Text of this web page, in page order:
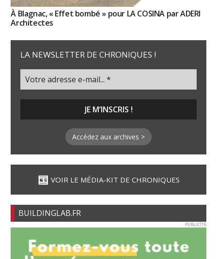
À Blagnac, « Effet bombé » pour LA COSINA par ADERI
Architectes
LA NEWSLETTER DE CHRONIQUES !
Accédez aux archives >
VOIR LE MÉDIA-KIT DE CHRONIQUES
BUILDINGLAB.FR
PUBLICITE